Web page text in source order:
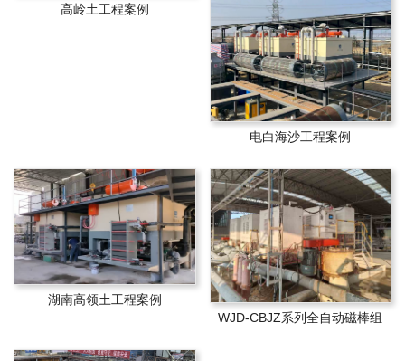
高岭土工程案例
电白海沙工程案例
湖南高领土工程案例
WJD-CBJZ系列全自动磁棒组